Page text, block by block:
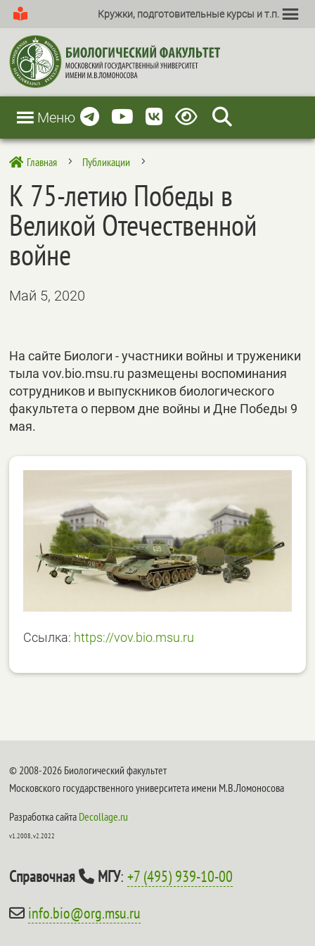
Кружки, подготовительные курсы и т.п.
Меню
 Главная 5 Публикации 5
К 75-летию Победы в
Великой Отечественной
войне
Май 5, 2020
На сайте Биологи - участники войны и труженики
тыла vov.bio.msu.ru размещены воспоминания
сотрудников и выпускников биологического
факультета о первом дне войны и Дне Победы 9
мая.
Ссылка: https://vov.bio.msu.ru
© 2008-2026 Биологический факультет
Московского государственного университета имени М.В.Ломоносова
Разработка сайта Decollage.ru
v1.2008, v2.2022
Справочная МГУ:+7 (495) 939-10-00
info.bio@org.msu.ru